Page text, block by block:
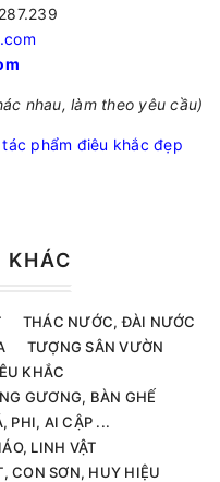
nhau, làm theo yêu cầu)
tác phẩm điêu khắc đẹp
KHÁC
THÁC NƯỚC, ĐÀI NƯỚC
TƯỢNG SÂN VƯỜN
KHẮC
GƯƠNG, BÀN GHẾ
PHI, AI CẬP ...
LINH VẬT
CON SƠN, HUY HIỆU